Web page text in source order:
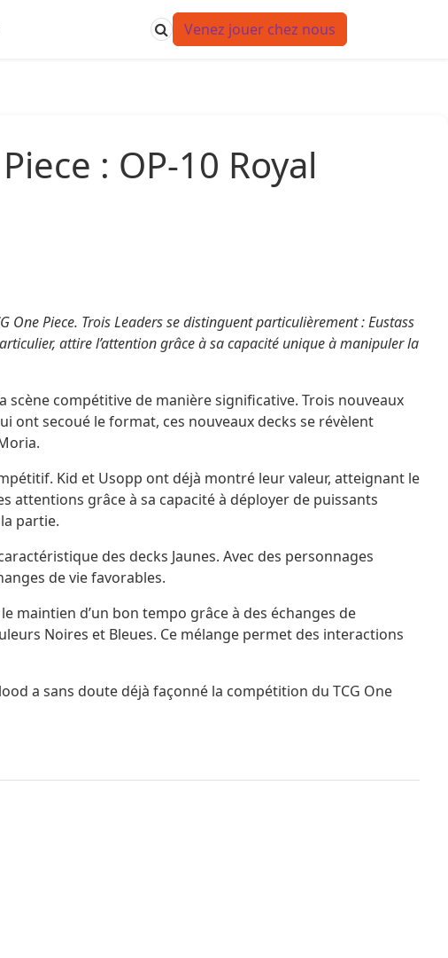
Venez jouer chez nous
: OP-10 Royal
One Piece. Trois Leaders se distinguent particulièrement : Eustass
attire l’attention grâce à sa capacité unique à manipuler la
scène compétitive de manière significative. Trois nouveaux
ont secoué le format, ces nouveaux decks se révèlent
Kid et Usopp ont déjà montré leur valeur, atteignant le
attentions grâce à sa capacité à déployer de puissants
partie.
des decks Jaunes. Avec des personnages
de vie favorables.
maintien d’un bon tempo grâce à des échanges de
Noires et Bleues. Ce mélange permet des interactions
a sans doute déjà façonné la compétition du TCG One